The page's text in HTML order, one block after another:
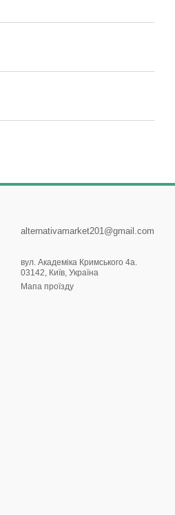
alternativamarket201@gmail.com
вул. Академіка Кримського 4а.
03142, Київ, Україна
Мапа проїзду